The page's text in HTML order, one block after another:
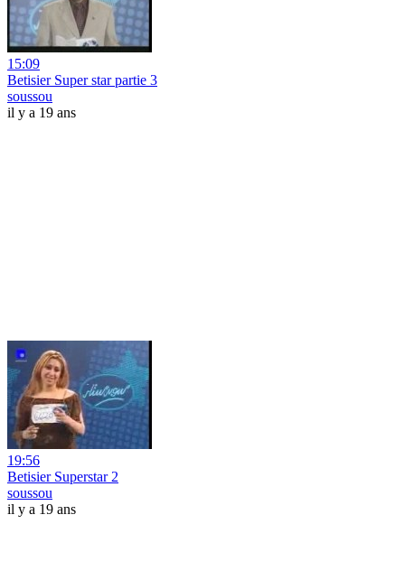
15:09
Betisier Super star partie 3
soussou
il y a 19 ans
19:56
Betisier Superstar 2
soussou
il y a 19 ans